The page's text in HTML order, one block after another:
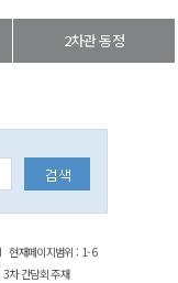
2차관 동정
현재페이지범위 : 1-6